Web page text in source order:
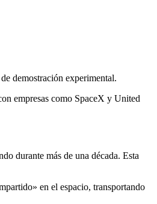
demostración experimental.
empresas como SpaceX y United
durante más de una década. Esta
en el espacio, transportando